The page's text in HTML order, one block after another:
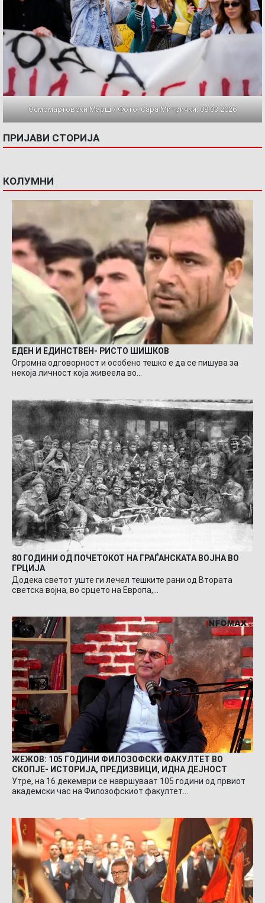
Осмомартовски Марш / Фото: Сара Митрички, 08.03.2026
ПРИЈАВИ СТОРИЈА
КОЛУМНИ
ЕДЕН И ЕДИНСТВЕН- РИСТО ШИШКОВ
Огромна одговорност и особено тешко е да се пишува за
некоја личност која живеела во…
80 ГОДИНИ ОД ПОЧЕТОКОТ НА ГРАЃАНСКАТА ВОЈНА ВО
ГРЦИЈА
Додека светот уште ги лечел тешките рани од Втората
светска војна, во срцето на Европа,…
ЖЕЖОВ: 105 ГОДИНИ ФИЛОЗОФСКИ ФАКУЛТЕТ ВО
СКОПЈЕ- ИСТОРИЈА, ПРЕДИЗВИЦИ, ИДНА ДЕЈНОСТ
Утре, на 16 декември се навршуваат 105 години од првиот
академски час на Филозофскиот факултет…